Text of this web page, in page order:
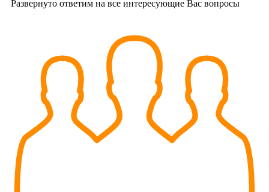
Развернуто ответим на все интересующие Вас вопросы